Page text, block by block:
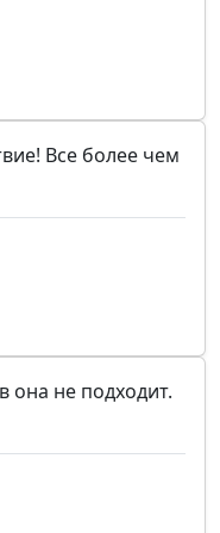
Все более чем
она не подходит.